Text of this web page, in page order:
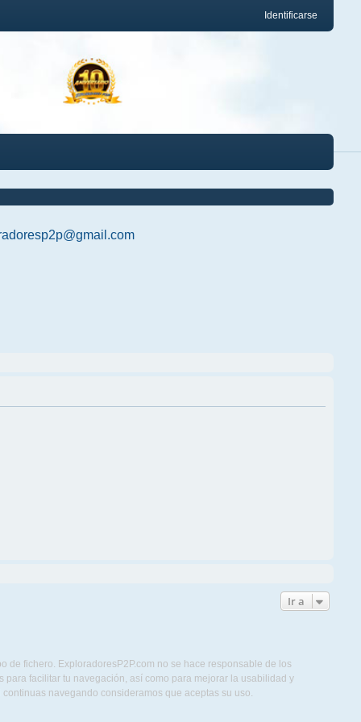
Identificarse
Ir a
de fichero. ExploradoresP2P.com no se hace responsable de los
facilitar tu navegación, así como para mejorar la usabilidad y
navegando consideramos que aceptas su uso.